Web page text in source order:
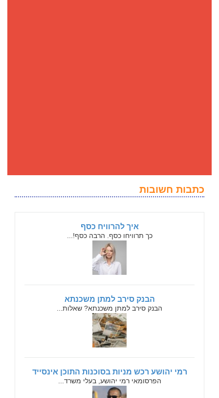
כתבות חשובות
איך להרוויח כסף
כך תרוויחו כסף. הרבה כסף!...
הבנק סירב למתן משכנתא
הבנק סירב למתן משכנתא? שאלות...
רמי יהושע רכש מניות בסוכנות התוכן אינסייד
הפרסומאי רמי יהושע, בעלי משרד...